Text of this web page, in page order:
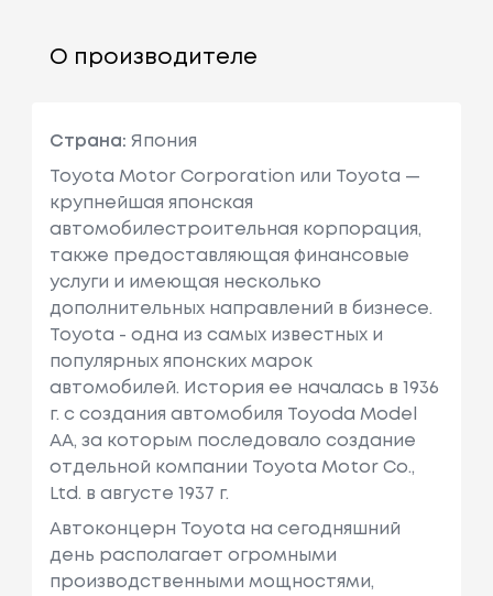
О производителе
Страна: Япония
Toyota Motor Corporation или Toyota —
крупнейшая японская
автомобилестроительная корпорация,
также предоставляющая финансовые
услуги и имеющая несколько
дополнительных направлений в бизнесе.
Toyota - одна из самых известных и
популярных японских марок
автомобилей. История ее началась в 1936
г. с создания автомобиля Toyoda Model
AA, за которым последовало создание
отдельной компании Toyota Motor Co.,
Ltd. в августе 1937 г.
Автоконцерн Toyota на сегодняшний
день располагает огромными
производственными мощностями,